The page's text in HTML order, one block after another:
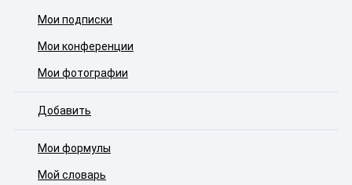
Мои подписки
Мои конференции
Мои фотографии
Добавить
Мои формулы
Мой словарь